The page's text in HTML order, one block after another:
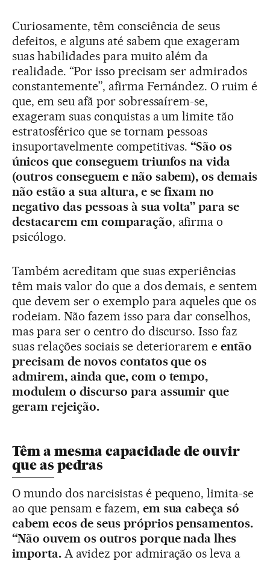
Curiosamente, têm consciência de seus
defeitos, e alguns até sabem que exageram
suas habilidades para muito além da
realidade. “Por isso precisam ser admirados
constantemente”, afirma Fernández. O ruim é
que, em seu afã por sobressaírem-se,
exageram suas conquistas a um limite tão
estratosférico que se tornam pessoas
insuportavelmente competitivas.“São os
únicos que conseguem triunfos na vida
(outros conseguem e não sabem), os demais
não estão a sua altura, e se fixam no
negativo das pessoas à sua volta” para se
destacarem em comparação, afirma o
psicólogo.
Também acreditam que suas experiências
têm mais valor do que a dos demais, e sentem
que devem ser o exemplo para aqueles que os
rodeiam. Não fazem isso para dar conselhos,
mas para ser o centro do discurso. Isso faz
suas relações sociais se deteriorarem eentão
precisam de novos contatos que os
admirem, ainda que, com o tempo,
modulem o discurso para assumir que
geram rejeição.
Têm a mesma capacidade de ouvir
que as pedras
O mundo dos narcisistas é pequeno, limita-se
ao que pensam e fazem, em sua cabeça só
cabem ecos de seus próprios pensamentos.
“Não ouvem os outros porque nada lhes
importa. A avidez por admiração os leva a